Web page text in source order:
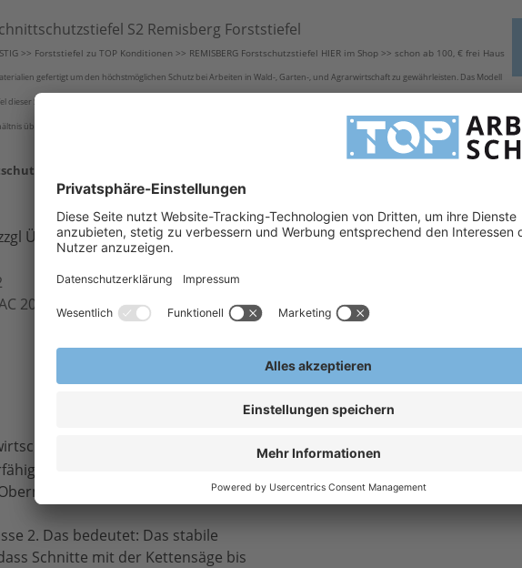
S2 Remisberg Forststiefel
>> Forststiefel zu TOP Konditionen >> REMISBERG Forstschutzstiefel HIER im Shop >> schon ab 100, € frei Haus
gefertigt um den höchstmöglichen Schutz bei Arbeiten in Wald-, Garten-, und Agrarwirtschaft zu gewährleisten. Das Modell
dieser Schnittschutzklasse verhindern, dass Kettensägen bis zu einer Kettensägengeschwindigkeit von 24 m/s den Fuß verletzen.
überzeugen!
S2 Remisberg
Übergrößenzuschlag - siehe Preis
2014 WRU Klasse 2
Schweizer Juchten-Rindleder
2. Das bedeutet: Das stabile
Schnitte mit der Kettensäge bis